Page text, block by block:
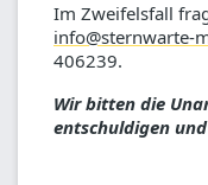
Im Zweifelsfall
info@sternwarte-
406239.
Wir bitten die
entschuldigen